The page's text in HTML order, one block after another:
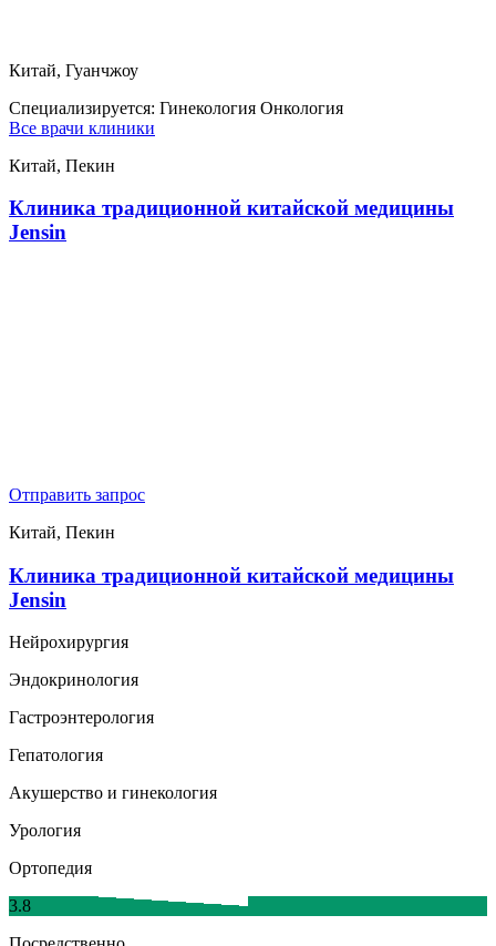
Китай, Гуанчжоу
Специализируется: Гинекология Онкология
Все врачи клиники
Китай, Пекин
Клиника традиционной китайской медицины
Jensin
Отправить запрос
Китай, Пекин
Клиника традиционной китайской медицины
Jensin
Нейрохирургия
Эндокринология
Гастроэнтерология
Гепатология
Акушерство и гинекология
Урология
Ортопедия
3.8